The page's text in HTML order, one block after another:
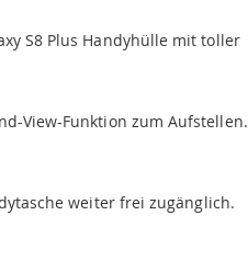
S8 Plus Handyhülle mit toller
View-Funktion zum Aufstellen.
weiter frei zugänglich.